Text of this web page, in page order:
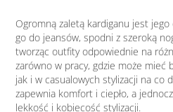
Ogromną zaletą kardiganu jest
go do jeansów, spodni z szeroką
tworząc outfity odpowiednie na
zarówno w pracy, gdzie może mieć
jak i w casualowych stylizacji na co
zapewnia komfort i ciepło, a
lekkość i kobiecość stylizacji.